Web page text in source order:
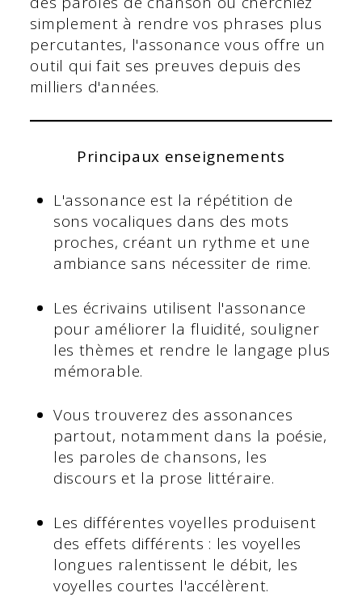
simplement à rendre vos phrases plus
percutantes, l'assonance vous offre un
outil qui fait ses preuves depuis des
milliers d'années.
Principaux enseignements
L'assonance est la répétition de
sons vocaliques dans des mots
proches, créant un rythme et une
ambiance sans nécessiter de rime.
Les écrivains utilisent l'assonance
pour améliorer la fluidité, souligner
les thèmes et rendre le langage plus
mémorable.
Vous trouverez des assonances
partout, notamment dans la poésie,
les paroles de chansons, les
discours et la prose littéraire.
Les différentes voyelles produisent
des effets différents : les voyelles
longues ralentissent le débit, les
voyelles courtes l'accélèrent.